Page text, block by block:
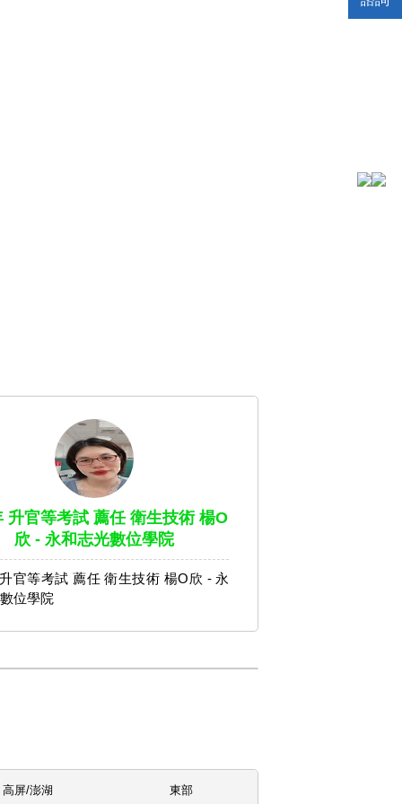
升官等考試 薦任 衛生技術 楊O
欣 - 永和志光數位學院
官等考試 薦任 衛生技術 楊O欣 - 永
位學院
高屏/澎湖 東部